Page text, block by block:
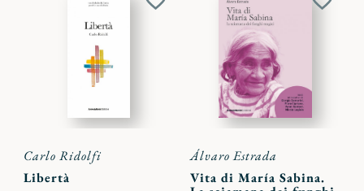
Aggiungi
Carlo Ridolfi
Libertà
Álvaro Estrada
Vita di María Sabina.